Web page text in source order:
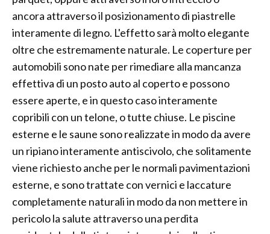
ancora attraverso il posizionamento di piastrelle
interamente di legno. L'effetto sarà molto elegante
oltre che estremamente naturale. Le coperture per
automobili sono nate per rimediare alla mancanza
effettiva di un posto auto al coperto e possono
essere aperte, e in questo caso interamente
copribili con un telone, o tutte chiuse. Le piscine
esterne e le saune sono realizzate in modo da avere
un ripiano interamente antiscivolo, che solitamente
viene richiesto anche per le normali pavimentazioni
esterne, e sono trattate con vernici e laccature
completamente naturali in modo da non mettere in
pericolo la salute attraverso una perdita